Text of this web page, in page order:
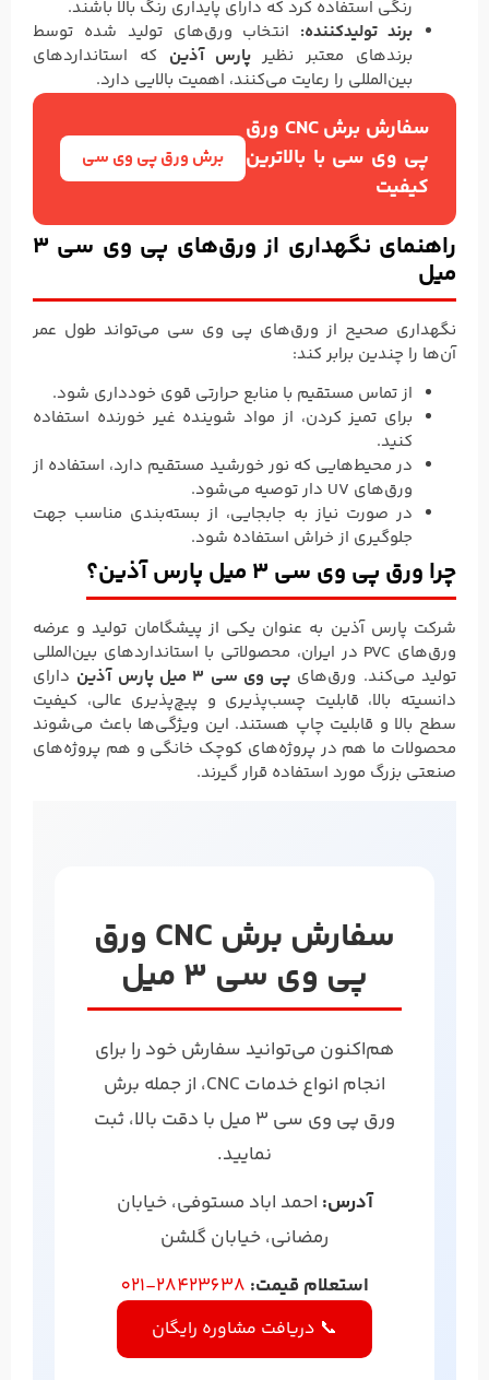
رنگی استفاده کرد که دارای پایداری رنگ بالا باشند.
برند تولیدکننده: انتخاب ورق‌های تولید شده توسط
برندهای معتبر نظیرپارس آذین که استانداردهای
بین‌المللی را رعایت می‌کنند، اهمیت بالایی دارد.
سفارش برش CNC ورق
پی وی سی با بالاترین
کیفیت
برش ورق پی وی سی
راهنمای نگهداری از ورق‌های پی وی سی 3
میل
نگهداری صحیح از ورق‌های پی وی سی می‌تواند طول عمر
آن‌ها را چندین برابر کند:
از تماس مستقیم با منابع حرارتی قوی خودداری شود.
برای تمیز کردن، از مواد شوینده غیر خورنده استفاده
کنید.
در محیط‌هایی که نور خورشید مستقیم دارد، استفاده از
ورق‌های UV دار توصیه می‌شود.
در صورت نیاز به جابجایی، از بسته‌بندی مناسب جهت
جلوگیری از خراش استفاده شود.
چرا ورق پی وی سی 3 میل پارس آذین؟
شرکت پارس آذین به عنوان یکی از پیشگامان تولید و عرضه
ورق‌های PVC در ایران، محصولاتی با استانداردهای بین‌المللی
تولید می‌کند. ورق‌های پی وی سی 3 میل پارس آذین
دارای
دانسیته بالا، قابلیت چسب‌پذیری و پیچ‌پذیری عالی، کیفیت
سطح بالا و قابلیت چاپ هستند. این ویژگی‌ها باعث می‌شوند
محصولات ما هم در پروژه‌های کوچک خانگی و هم پروژه‌های
صنعتی بزرگ مورد استفاده قرار گیرند.
سفارش برش CNC ورق
پی وی سی 3 میل
هم‌اکنون می‌توانید سفارش خود را برای
انجام انواع خدمات CNC، از جمله برش
ورق پی وی سی 3 میل با دقت بالا، ثبت
نمایید.
آدرس: احمد اباد مستوفی، خیابان
رمضانی، خیابان گلشن
استعلام قیمت: 28423638-021
📞 دریافت مشاوره رایگان